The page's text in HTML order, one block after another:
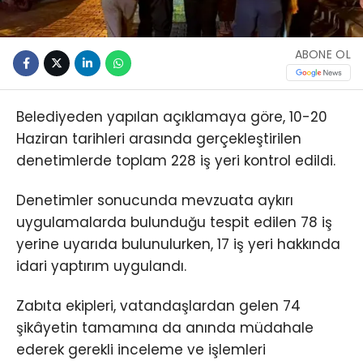
ABONE OL
Belediyeden yapılan açıklamaya göre, 10-20
Haziran tarihleri arasında gerçekleştirilen
denetimlerde toplam 228 iş yeri kontrol edildi.
Denetimler sonucunda mevzuata aykırı
uygulamalarda bulunduğu tespit edilen 78 iş
yerine uyarıda bulunulurken, 17 iş yeri hakkında
idari yaptırım uygulandı.
Zabıta ekipleri, vatandaşlardan gelen 74
şikâyetin tamamına da anında müdahale
ederek gerekli inceleme ve işlemleri